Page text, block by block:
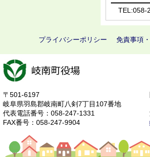
TEL:058-
プライバシーポリシー 免責事項
〒501-6197
岐阜県羽島郡岐南町八剣7丁目107番地
代表電話番号：058-247-1331
FAX番号：058-247-9904